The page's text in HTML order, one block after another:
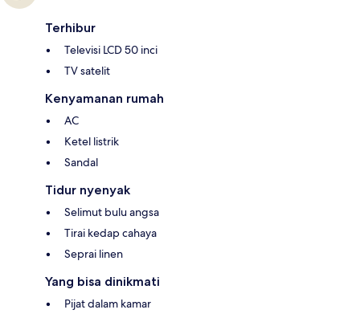
Terhibur
Televisi LCD 50 inci
TV satelit
Kenyamanan rumah
AC
Ketel listrik
Sandal
Tidur nyenyak
Selimut bulu angsa
Tirai kedap cahaya
Seprai linen
Yang bisa dinikmati
Pijat dalam kamar